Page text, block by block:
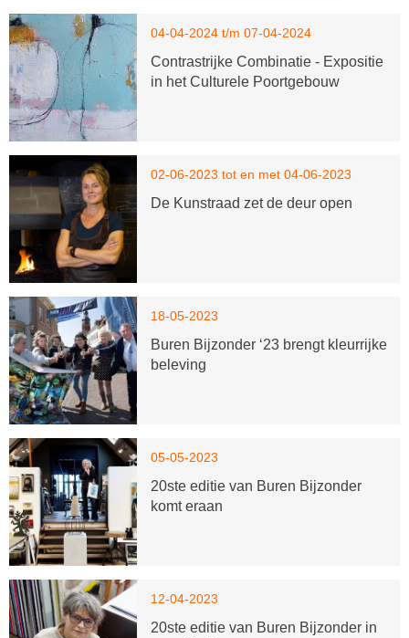
04-04-2024 t/m 07-04-2024
Contrastrijke Combinatie - Expositie
in het Culturele Poortgebouw
02-06-2023 tot en met 04-06-2023
De Kunstraad zet de deur open
18-05-2023
Buren Bijzonder ‘23 brengt kleurrijke
beleving
05-05-2023
20ste editie van Buren Bijzonder
komt eraan
12-04-2023
20ste editie van Buren Bijzonder in